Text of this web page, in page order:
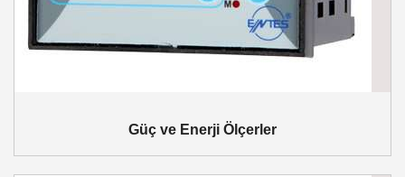
Güç ve Enerji Ölçerler